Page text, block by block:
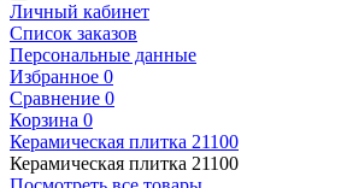
Личный кабинет
Список заказов
Персональные данные
Избранное 0
Сравнение 0
Корзина 0
Керамическая плитка 21100
Керамическая плитка 21100